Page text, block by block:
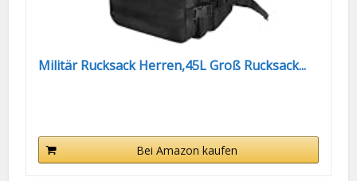
Militär Rucksack Herren,45L Groß Rucksack...
Bei Amazon kaufen